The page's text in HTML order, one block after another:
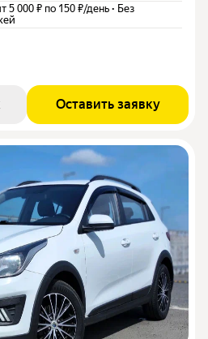
5 000 ₽ по 150 ₽/день · Без
Оставить заявку